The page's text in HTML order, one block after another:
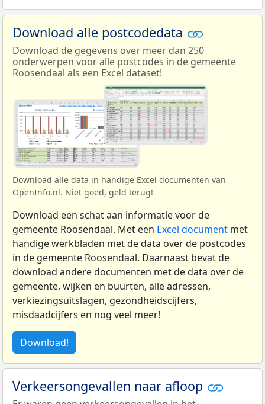
Download alle postcodedata
Download de gegevens over meer dan 250
onderwerpen voor alle postcodes in de gemeente
Roosendaal als een Excel dataset!
Download alle data in handige Excel documenten van
OpenInfo.nl. Niet goed, geld terug!
Download een schat aan informatie voor de
gemeente Roosendaal. Met een Excel document met
handige werkbladen met de data over de postcodes
in de gemeente Roosendaal. Daarnaast bevat de
download andere documenten met de data over de
gemeente, wijken en buurten, alle adressen,
verkiezingsuitslagen, gezondheidscijfers,
misdaadcijfers en nog veel meer!
Download!
Verkeersongevallen naar afloop